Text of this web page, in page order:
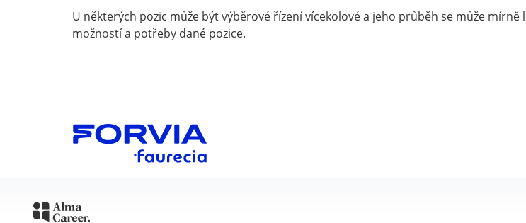
U některých pozic může být výběrové řízení vícekolové a jeho průběh se může
možností a potřeby dané pozice.